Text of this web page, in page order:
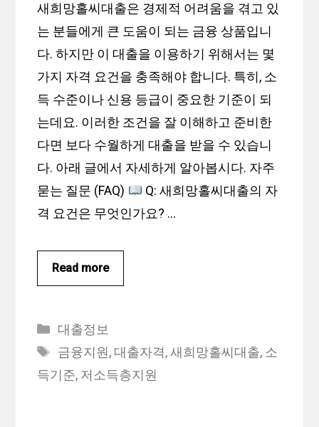
새희망홀씨대출은 경제적 어려움을 겪고 있
는 분들에게 큰 도움이 되는 금융 상품입니
다. 하지만 이 대출을 이용하기 위해서는 몇
가지 자격 요건을 충족해야 합니다. 특히, 소
득 수준이나 신용 등급이 중요한 기준이 되
는데요. 이러한 조건을 잘 이해하고 준비한
다면 보다 수월하게 대출을 받을 수 있습니
다. 아래 글에서 자세하게 알아봅시다. 자주
묻는 질문 (FAQ)
Q: 새희망홀씨대출의 자
격 요건은 무엇인가요? …
Read more
Categories
대출정보
Tags
금융지원, 대출자격,새희망홀씨대출, 소
득기준, 저소득층지원